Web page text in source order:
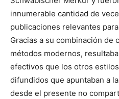
innumerable cantidad de
publicaciones relevantes
Gracias a su combinación de
métodos modernos,
efectivos que los otros
difundidos que apuntaban a
desde el presente no